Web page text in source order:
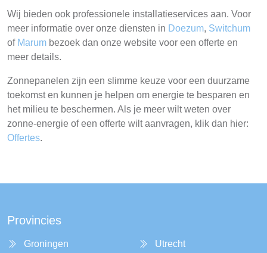
Wij bieden ook professionele installatieservices aan. Voor
meer informatie over onze diensten in Doezum, Switchum
of Marum bezoek dan onze website voor een offerte en
meer details.
Zonnepanelen zijn een slimme keuze voor een duurzame
toekomst en kunnen je helpen om energie te besparen en
het milieu te beschermen. Als je meer wilt weten over
zonne-energie of een offerte wilt aanvragen, klik dan hier:
Offertes.
Provincies
Groningen
Utrecht